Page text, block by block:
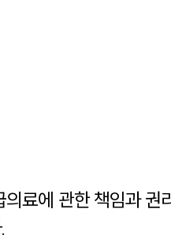
료에 관한 책임과 권